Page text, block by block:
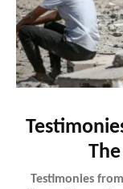
Testimonies